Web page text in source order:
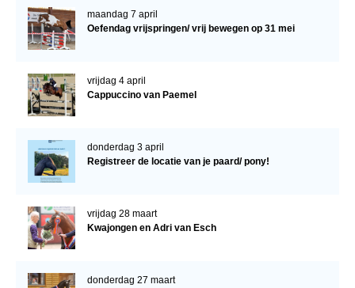
maandag 7 april
Oefendag vrijspringen/ vrij bewegen op 31 mei
vrijdag 4 april
Cappuccino van Paemel
donderdag 3 april
Registreer de locatie van je paard/ pony!
vrijdag 28 maart
Kwajongen en Adri van Esch
donderdag 27 maart